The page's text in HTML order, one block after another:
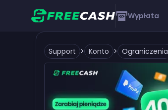
Wypłata
Support > Konto > Ograniczenia